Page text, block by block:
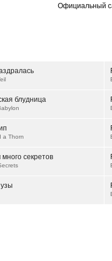
Официальный
блудница
a Thorn
секретов